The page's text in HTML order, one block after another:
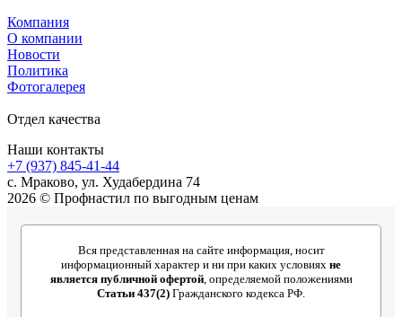
Компания
О компании
Новости
Политика
Фотогалерея
Отдел качества
Наши контакты
+7 (937) 845-41-44
с. Мраково, ул. Худабердина 74
2026 © Профнастил по выгодным ценам
Вся представленная на сайте информация, носит
информационный характер и ни при каких условиях не
является публичной офертой, определяемой положениями
Статьи 437(2) Гражданского кодекса РФ.